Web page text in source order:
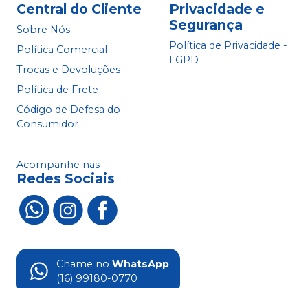
Central do Cliente
Sobre Nós
Política Comercial
Trocas e Devoluções
Política de Frete
Código de Defesa do
Consumidor
Privacidade e
Segurança
Política de Privacidade -
LGPD
Acompanhe nas
Redes Sociais
Chame no WhatsApp
(16) 99180-0770